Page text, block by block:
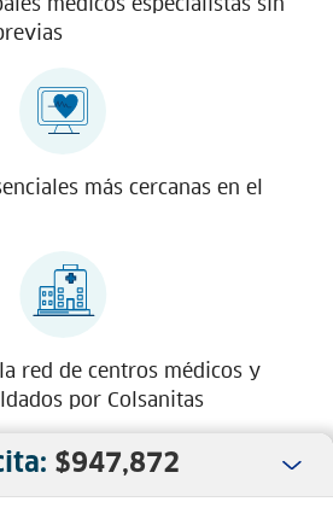
$947,872
más cercanas en el
red de centros médicos y
por Colsanitas